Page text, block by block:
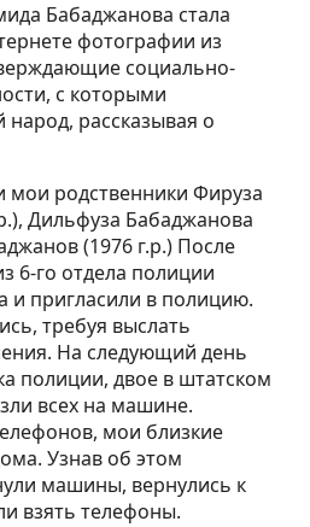
Бабаджанова стала
фотографии из
социально-
с которыми
народ, рассказывая о
мои родственники Фируза
Дильфуза Бабаджанова
(1976 г.р.) После
6-го отдела полиции
и пригласили в полицию.
требуя выслать
На следующий день
полиции, двое в штатском
всех на машине.
мои близкие
Узнав об этом
машины, вернулись к
взять телефоны.